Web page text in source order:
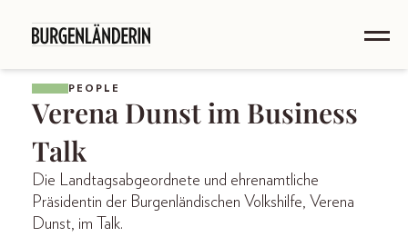
PEOPLE
Verena Dunst im Business
Talk
Die Landtagsabgeordnete und ehrenamtliche
Präsidentin der Burgenländischen Volkshilfe, Verena
Dunst, im Talk.